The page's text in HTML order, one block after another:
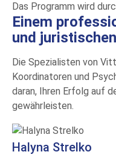
Das Programm wird
Einem
und
Die Spezialisten von
Koordinatoren und
daran, Ihren Erfolg auf
gewährleisten.
Halyna Strelko